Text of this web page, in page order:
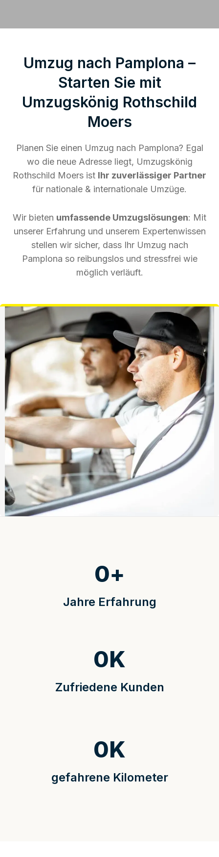
Umzug nach Pamplona –
Starten Sie mit
Umzugskönig Rothschild
Moers
Planen Sie einen Umzug nach Pamplona? Egal
wo die neue Adresse liegt, Umzugskönig
Rothschild Moers ist Ihr zuverlässiger Partner
für nationale & internationale Umzüge.
Wir bieten umfassende Umzugslösungen: Mit
unserer Erfahrung und unserem Expertenwissen
stellen wir sicher, dass Ihr Umzug nach
Pamplona so reibungslos und stressfrei wie
möglich verläuft.
Jahre Erfahrung
0+
Zufriedene Kunden
0K
gefahrene Kilometer
0K